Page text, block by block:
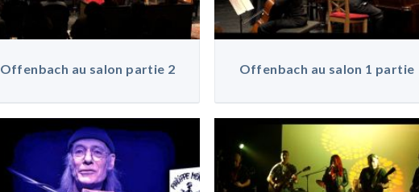
Offenbach au salon partie 2 Offenbach au salon 1 partie